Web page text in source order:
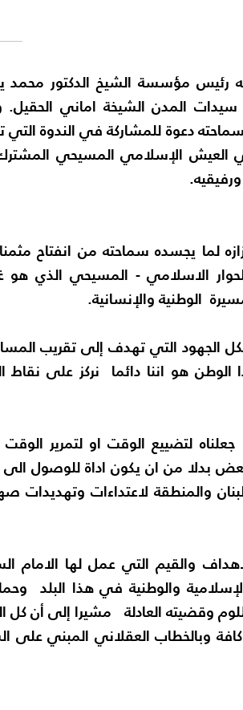
رئيس مؤسسة الشيخ الدكتور محمد
المدن الشيخة اماني
لسماحته دعوة للمشاركة في الندوة
الإسلامي المسيحي
لما يجسده سماحته من انفتاح
للحوار الاسلامي - المسيحي الذي
الوطنية والإنسانية.
التي تهدف إلى تقريب
هو اننا دائما نركز على نقاط
لتضييع الوقت او لتمرير الوقت
بدلا من ان يكون اداة للوصول
والمنطقة لاعتداءات وتهديدات
والقيم التي عمل لها
والوطنية في هذا البلد
وقضيته العادلة مشيرا إلى أن كل
وبالخطاب العقلاني المبني على